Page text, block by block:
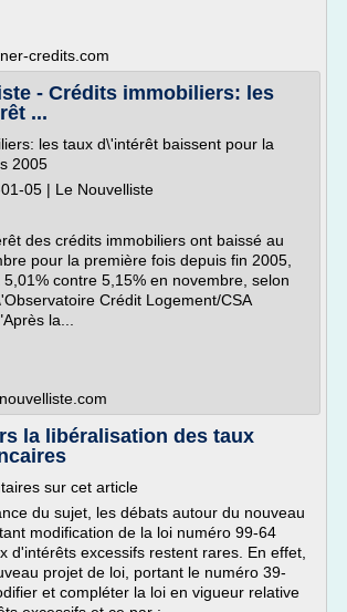
credits.com
- Crédits immobiliers: les
...
les taux d\'intérêt baissent pour la
2005
05 | Le Nouvelliste
des crédits immobiliers ont baissé au
pour la première fois depuis fin 2005,
contre 5,15% en novembre, selon
Crédit Logement/CSA
la...
la libéralisation des taux
sur cet article
du sujet, les débats autour du nouveau
modification de la loi numéro 99-64
d'intérêts excessifs restent rares. En effet,
projet de loi, portant le numéro 39-
et compléter la loi en vigueur relative